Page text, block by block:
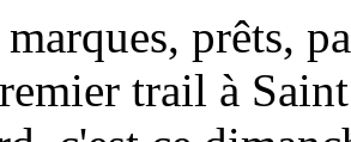
prêts,
trail à Saint